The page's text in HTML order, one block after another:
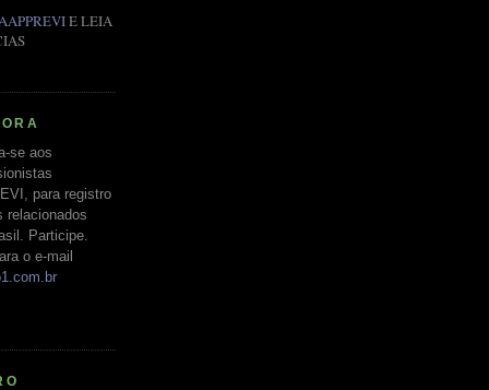
AAPPREVIE LEIA
se aos
para registro
relacionados
Participe.
o e-mail